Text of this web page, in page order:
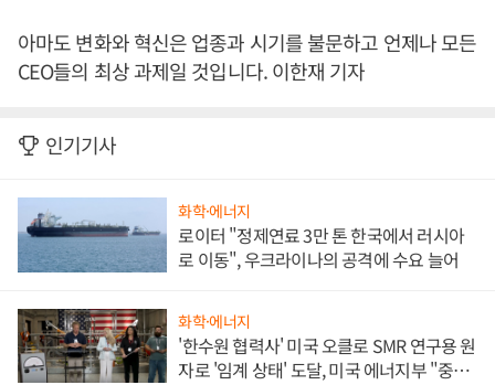
아마도 변화와 혁신은 업종과 시기를 불문하고 언제나 모든
CEO들의 최상 과제일 것입니다. 이한재 기자
인기기사
화학·에너지
로이터 "정제연료 3만 톤 한국에서 러시아
로 이동", 우크라이나의 공격에 수요 늘어
화학·에너지
'한수원 협력사' 미국 오클로 SMR 연구용 원
자로 '임계 상태' 도달, 미국 에너지부 "중요